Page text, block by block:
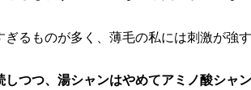
るものが多く、薄毛の私には刺激が強す
つつ、湯シャンはやめてアミノ酸シャン